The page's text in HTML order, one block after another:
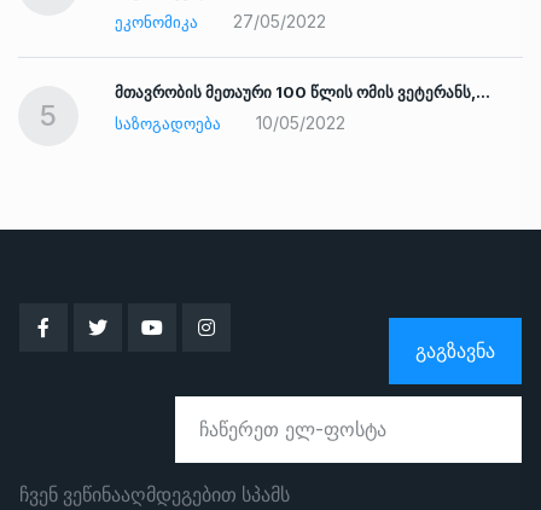
ᲔᲙᲝᲜᲝᲛᲘᲙᲐ
27/05/2022
5
მთავრობის მეთაური 100 წლის ომის ვეტერანს,…
ᲡᲐᲖᲝᲒᲐᲓᲝᲔᲑᲐ
10/05/2022
ᲒᲐᲒᲖᲐᲕᲜᲐ
ჩვენ ვეწინააღმდეგებით სპამს